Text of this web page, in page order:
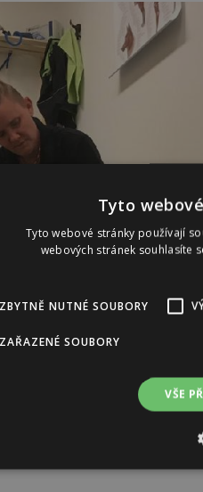
Tyto
Tyto webové stránky používají
webových stránek souhlasíte
NUTNÉ SOUBORY
SOUBORY
VŠE